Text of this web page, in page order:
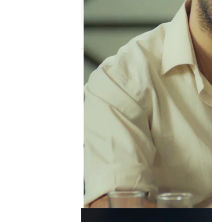
Nova
Madrid
Publicado: 01 de abril de
Melek ve en
La decisión
dura tanto
ha visto en
no la cree.